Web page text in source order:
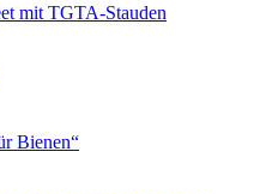
mit TGTA-Stauden
Bienen“